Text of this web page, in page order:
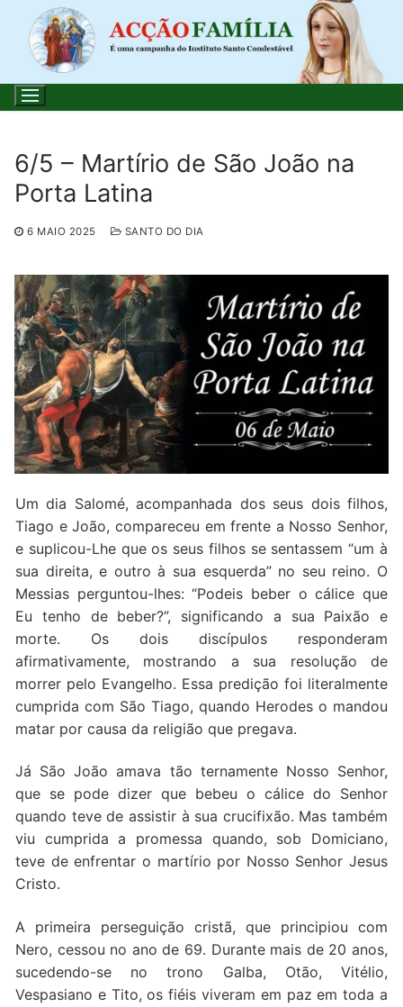
para
conteúdo
Pesquisar
por:
Loja
Blog
Santo do Dia
Quem somos nós
6/5 – Martírio de São João na
Porta Latina
6 MAIO 2025 SANTO DO DIA
Um dia Salomé, acompanhada dos seus dois filhos,
Tiago e João, compareceu em frente a Nosso Senhor,
e suplicou-Lhe que os seus filhos se sentassem “um à
sua direita, e outro à sua esquerda” no seu reino. O
Messias perguntou-lhes: “Podeis beber o cálice que
Eu tenho de beber?”, significando a sua Paixão e
morte. Os dois discípulos responderam
afirmativamente, mostrando a sua resolução de
morrer pelo Evangelho. Essa predição foi literalmente
cumprida com São Tiago, quando Herodes o mandou
matar por causa da religião que pregava.
Já São João amava tão ternamente Nosso Senhor,
que se pode dizer que bebeu o cálice do Senhor
quando teve de assistir à sua crucifixão. Mas também
viu cumprida a promessa quando, sob Domiciano,
teve de enfrentar o martírio por Nosso Senhor Jesus
Cristo.
A primeira perseguição cristã, que principiou com
Nero, cessou no ano de 69. Durante mais de 20 anos,
sucedendo-se no trono Galba, Otão, Vitélio,
Vespasiano e Tito, os fiéis viveram em paz em toda a